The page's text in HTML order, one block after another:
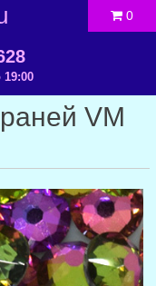
19:00
0
VM